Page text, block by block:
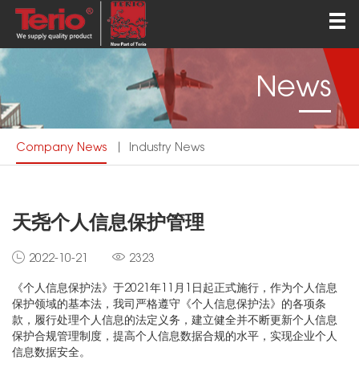
About
Products
QEHS
News
News
Company News Industry News
天尧个人信息保护管理
2022-10-21 2323
《个人信息保护法》于2021年11月1日起正式施行，作为个人信息
保护领域的基本法，我司严格遵守《个人信息保护法》的各项条
款，履行处理个人信息的法定义务，建立健全并不断更新个人信息
保护合规管理制度，提高个人信息数据合规的水平，实现企业个人
信息数据安全。